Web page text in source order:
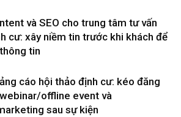
và SEO cho trung tâm tư vấn
cư: xây niềm tin trước khi khách để
tin
cáo hội thảo định cư: kéo đăng
offline event và
sau sự kiện